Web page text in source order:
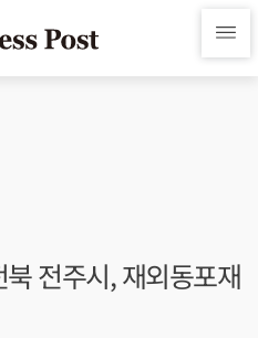
전주시, 재외동포재